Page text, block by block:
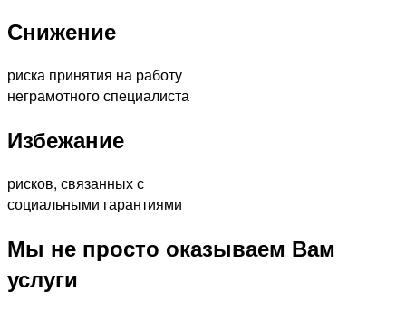
Снижение
риска принятия на работу
неграмотного специалиста
Избежание
рисков, связанных с
социальными гарантиями
Мы не просто оказываем Вам
услуги